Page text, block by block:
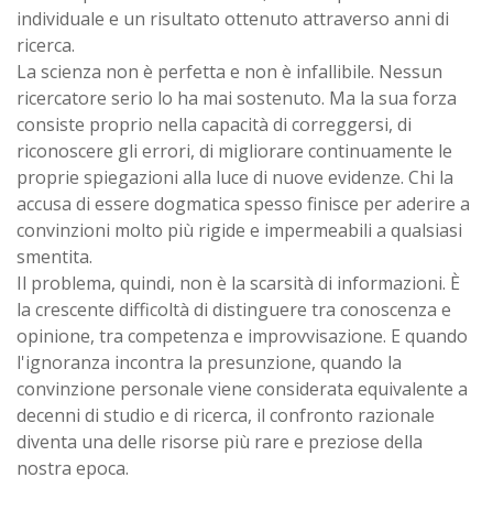
individuale e un risultato ottenuto attraverso anni di
ricerca.
La scienza non è perfetta e non è infallibile. Nessun
ricercatore serio lo ha mai sostenuto. Ma la sua forza
consiste proprio nella capacità di correggersi, di
riconoscere gli errori, di migliorare continuamente le
proprie spiegazioni alla luce di nuove evidenze. Chi la
accusa di essere dogmatica spesso finisce per aderire a
convinzioni molto più rigide e impermeabili a qualsiasi
smentita.
Il problema, quindi, non è la scarsità di informazioni. È
la crescente difficoltà di distinguere tra conoscenza e
opinione, tra competenza e improvvisazione. E quando
l'ignoranza incontra la presunzione, quando la
convinzione personale viene considerata equivalente a
decenni di studio e di ricerca, il confronto razionale
diventa una delle risorse più rare e preziose della
nostra epoca.